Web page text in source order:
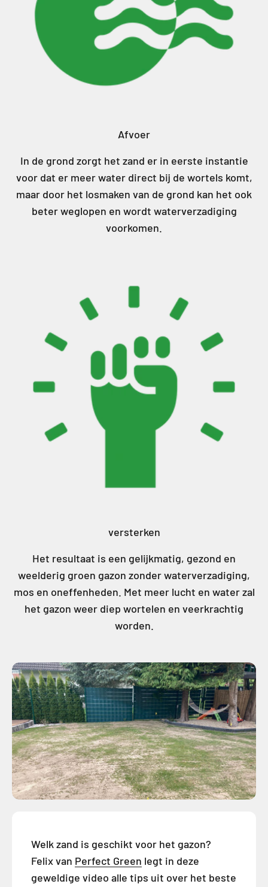
Afvoer
In de grond zorgt het zand er in eerste instantie
voor dat er meer water direct bij de wortels komt,
maar door het losmaken van de grond kan het ook
beter weglopen en wordt waterverzadiging
voorkomen.
versterken
Het resultaat is een gelijkmatig, gezond en
weelderig groen gazon zonder waterverzadiging,
mos en oneffenheden. Met meer lucht en water zal
het gazon weer diep wortelen en veerkrachtig
worden.
Welk zand is geschikt voor het gazon?
Felix van Perfect Green legt in deze
geweldige video alle tips uit over het beste